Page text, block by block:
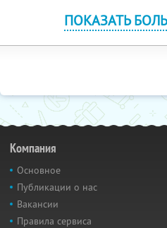
ПОКАЗАТЬ
Компания
Основное
Публикации о нас
Вакансии
Правила сервиса